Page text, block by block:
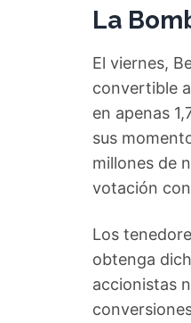
La
El viernes,
convertible
en apenas
sus
millones de
votación
Los
obtenga
accionistas